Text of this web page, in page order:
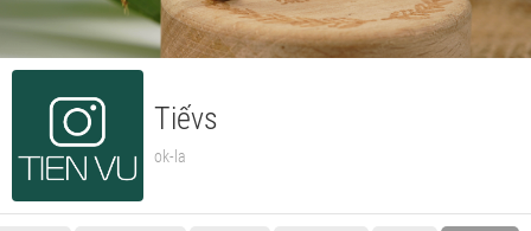
Tiếvs
ok-la